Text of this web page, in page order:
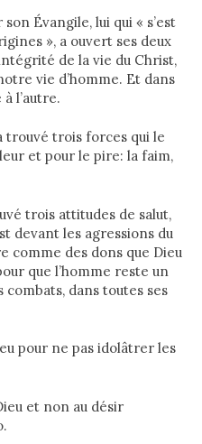
Évangile, lui qui « s’est
», a ouvert ses deux
de la vie du Christ,
vie d’homme. Et dans
l’autre.
trouvé trois forces qui le
et pour le pire: la faim,
trois attitudes de salut,
devant les agressions du
comme des dons que Dieu
que l’homme reste un
dans toutes ses
pour ne pas idolâtrer les
et non au désir